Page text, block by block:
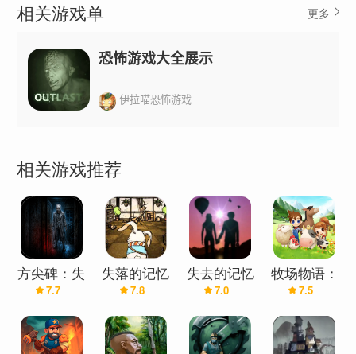
极佳的游戏体验
境渲染和流畅的游戏动作，带给你-个绝对难忘的恐
怖体验。享受Guy Cihi和DavidSchaufele(在《寂静
岭2》中分别饰演JamesSunderland和Eddie
功能概述
气氛恐怖体验，深入的叙事
来自不同媒介的才华横溢的配音表演
高分辨率和流畅的图形(HDR，动态光照与阴影，多
种着色模型与后期处理)经典的生存恐怖机制
具有挑战性但可适应的游戏玩法，具有多个游戏难
度级别高度可重玩的游戏，包括解锁内容、成就和
排名
流畅、精准的触摸和游戏手柄控制
相关游戏单 更多
恐怖游戏大全展示
伊拉喵恐怖游戏
相关游戏推荐
方尖碑：失
落的记忆
7.7
失落的记忆
7.8
失去的记忆
汉化版
7.0
牧场物语：
失落的山谷
(大量资源)
7.5